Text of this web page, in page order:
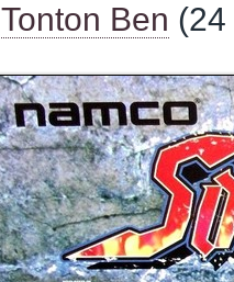
Tonton Ben